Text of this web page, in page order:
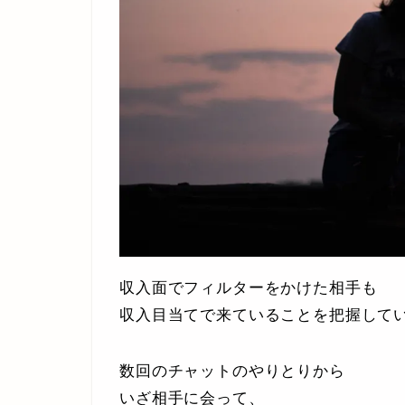
収入面でフィルターをかけた相手も
収入目当てで来ていることを把握して
数回のチャットのやりとりから
いざ相手に会って、